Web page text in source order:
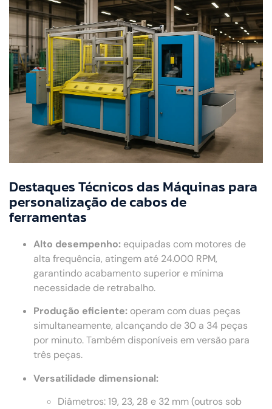
Destaques Técnicos das Máquinas para
personalização de cabos de
ferramentas
Alto desempenho: equipadas com motores de
alta frequência, atingem até 24.000 RPM,
garantindo acabamento superior e mínima
necessidade de retrabalho.
Produção eficiente: operam com duas peças
simultaneamente, alcançando de 30 a 34 peças
por minuto. Também disponíveis em versão para
três peças.
Versatilidade dimensional:
Diâmetros: 19, 23, 28 e 32 mm (outros sob